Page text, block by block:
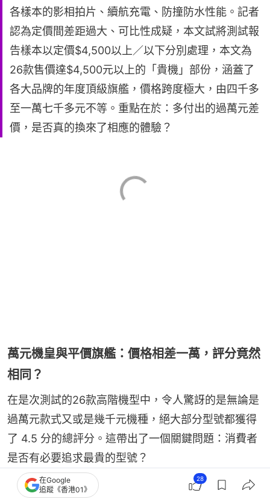
各樣本的影相拍片、續航充電、防撞防水性能。記者
認為定價間差距過大、可比性成疑，本文試將測試報
告樣本以定價$4,500以上／以下分別處理，本文為
26款售價達$4,500元以上的「貴機」部份，涵蓋了
各大品牌的年度頂級旗艦，價格跨度極大，由四千多
至一萬七千多元不等。重點在於：多付出的過萬元差
價，是否真的換來了相應的體驗？
萬元機皇與平價旗艦：價格相差一萬，評分竟然
相同？
在是次測試的26款高階機型中，令人驚訝的是無論是
過萬元款式又或是幾千元機種，絕大部分型號都獲得
了 4.5 分的總評分。這帶出了一個關鍵問題：消費者
是否有必要追求最貴的型號？
Samsung Galaxy S25 Ultra／ iPhone 17
在Google
追蹤《香港01》
28